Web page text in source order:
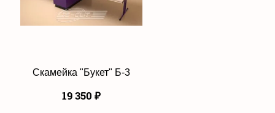
Скамейка "Букет" Б-3
19 350 ₽